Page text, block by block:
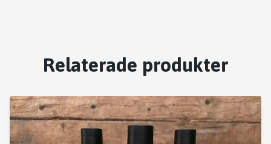
Relaterade produkter